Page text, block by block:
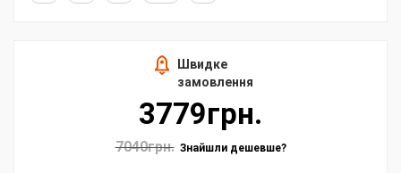
Швидке
замовлення
3779грн.
7040грн. Знайшли дешевше?